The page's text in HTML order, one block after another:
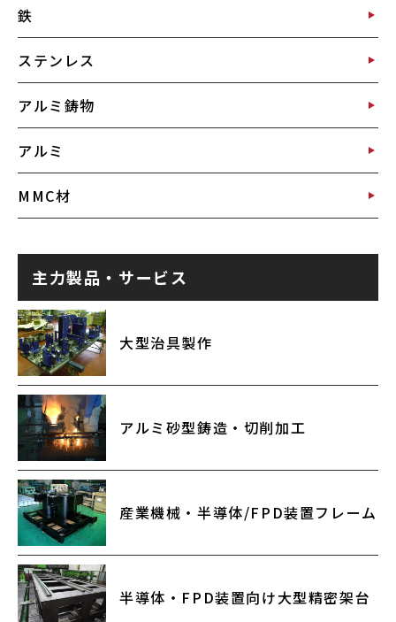
鉄
ステンレス
アルミ鋳物
アルミ
MMC材
主力製品・サービス
大型治具製作
アルミ砂型鋳造・切削加工
産業機械・半導体/FPD装置フレーム
半導体・FPD装置向け大型精密架台